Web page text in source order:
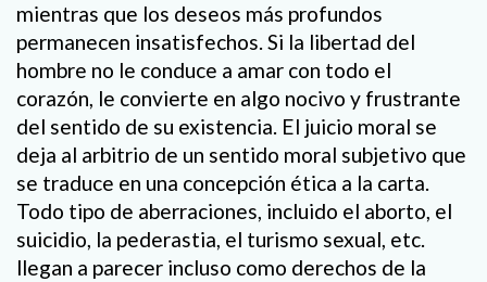
mientras que los deseos más profundos
permanecen insatisfechos. Si la libertad del
hombre no le conduce a amar con todo el
corazón, le convierte en algo nocivo y frustrante
del sentido de su existencia. El juicio moral se
deja al arbitrio de un sentido moral subjetivo que
se traduce en una concepción ética a la carta.
Todo tipo de aberraciones, incluido el aborto, el
suicidio, la pederastia, el turismo sexual, etc.
llegan a parecer incluso como derechos de la